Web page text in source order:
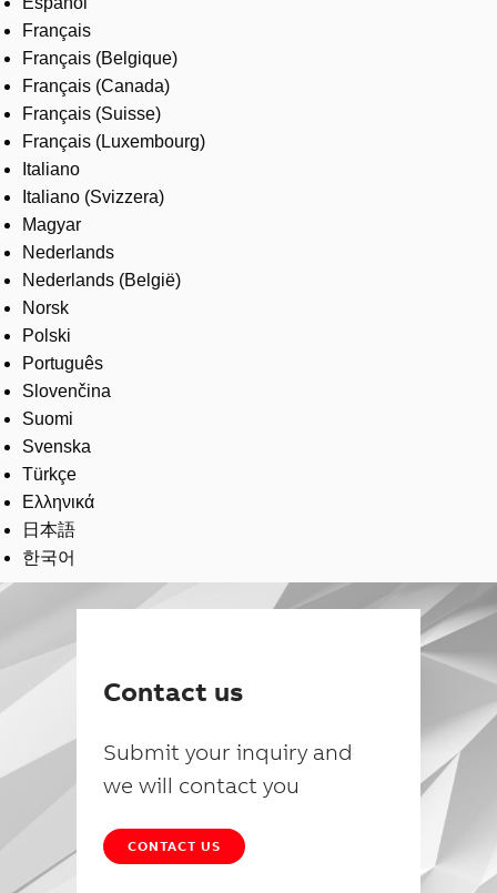
Français
Français (Belgique)
Français (Canada)
Français (Suisse)
Français (Luxembourg)
Italiano
Italiano (Svizzera)
Magyar
Nederlands
Nederlands (België)
Norsk
Polski
Português
Slovenčina
Suomi
Svenska
Türkçe
Ελληνικά
日本語
한국어
Contact us
Submit your inquiry and
we will contact you
CONTACT US